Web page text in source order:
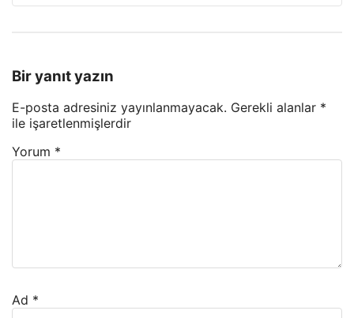
Bir yanıt yazın
E-posta adresiniz yayınlanmayacak. Gerekli alanlar *
ile işaretlenmişlerdir
Yorum *
Ad *